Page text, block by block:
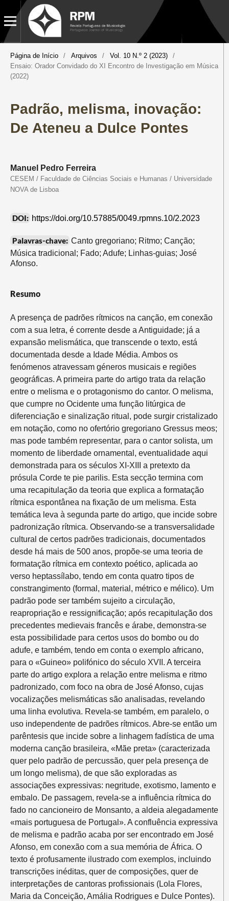
Página de Início / Arquivos / Vol. 10 N.º 2 (2023)
/
Ensaio: Orador Convidado do XI Encontro de Investigação em Música
(2022)
Padrão, melisma, inovação:
De Ateneu a Dulce Pontes
Manuel Pedro Ferreira
CESEM / Faculdade de Ciências Sociais e Humanas / Universidade
NOVA de Lisboa
DOI: https://doi.org/10.57885/0049.rpmns.10/2.2023
Palavras-chave: Canto gregoriano; Ritmo; Canção;
Música tradicional; Fado; Adufe; Linhas-guias; José
Afonso.
Resumo
A presença de padrões rítmicos na canção, em conexão
com a sua letra, é corrente desde a Antiguidade; já a
expansão melismática, que transcende o texto, está
documentada desde a Idade Média. Ambos os
fenómenos atravessam géneros musicais e regiões
geográficas. A primeira parte do artigo trata da relação
entre o melisma e o protagonismo do cantor. O melisma,
que cumpre no Ocidente uma função litúrgica de
diferenciação e sinalização ritual, pode surgir cristalizado
em notação, como no ofertório gregoriano Gressus meos;
mas pode também representar, para o cantor solista, um
momento de liberdade ornamental, eventualidade aqui
demonstrada para os séculos XI-XIII a pretexto da
prósula Corde te pie parilis. Esta secção termina com
uma recapitulação da teoria que explica a formatação
rítmica espontânea na fixação de um melisma. Esta
temática leva à segunda parte do artigo, que incide sobre
padronização rítmica. Observando-se a transversalidade
cultural de certos padrões tradicionais, documentados
desde há mais de 500 anos, propõe-se uma teoria de
formatação rítmica em contexto poético, aplicada ao
verso heptassílabo, tendo em conta quatro tipos de
constrangimento (formal, material, métrico e mélico). Um
padrão pode ser também sujeito a circulação,
reapropriação e ressignificação; após recapitulação dos
precedentes medievais francês e árabe, demonstra-se
esta possibilidade para certos usos do bombo ou do
adufe, e também, tendo em conta o exemplo africano,
para o «Guineo» polifónico do século XVII. A terceira
parte do artigo explora a relação entre melisma e ritmo
padronizado, com foco na obra de José Afonso, cujas
vocalizações melismáticas são analisadas, revelando
uma linha evolutiva. Revela-se também, em paralelo, o
uso independente de padrões rítmicos. Abre-se então um
parêntesis que incide sobre a linhagem fadística de uma
moderna canção brasileira, «Mãe preta» (caracterizada
quer pelo padrão de percussão, quer pela presença de
um longo melisma), de que são exploradas as
associações expressivas: negritude, exotismo, lamento e
embalo. De passagem, revela-se a influência rítmica do
fado no cancioneiro de Monsanto, a aldeia alegadamente
«mais portuguesa de Portugal». A confluência expressiva
de melisma e padrão acaba por ser encontrado em José
Afonso, em conexão com a sua memória de África. O
texto é profusamente ilustrado com exemplos, incluindo
transcrições inéditas, quer de composições, quer de
interpretações de cantoras profissionais (Lola Flores,
Maria da Conceição, Amália Rodrigues e Dulce Pontes).